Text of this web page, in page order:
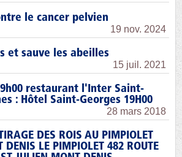
le cancer pelvien
19 nov. 2024
et sauve les abeilles
15 juil. 2021
restaurant l'Inter Saint-
: Hôtel Saint-Georges 19H00
28 mars 2018
DES ROIS AU PIMPIOLET
DENIS LE PIMPIOLET 482 ROUTE